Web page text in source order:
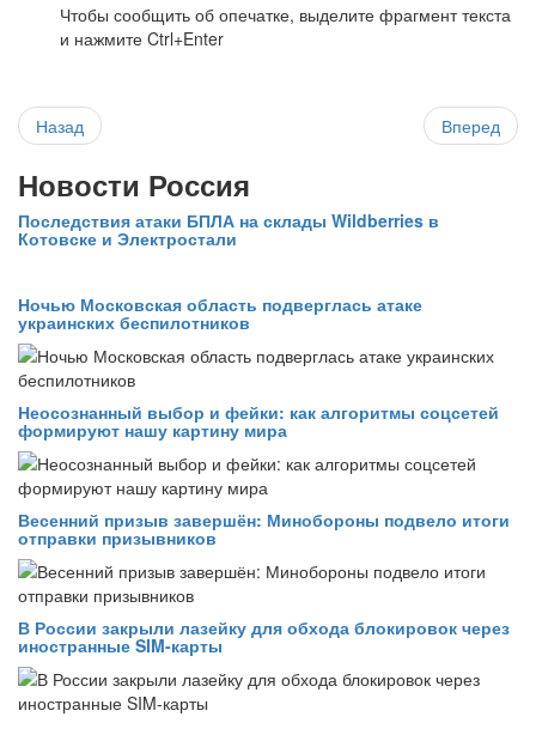
Чтобы сообщить об опечатке, выделите фрагмент текста
и нажмите Ctrl+Enter
Назад Вперед
Новости Россия
Последствия атаки БПЛА на склады Wildberries в
Котовске и Электростали
Ночью Московская область подверглась атаке
украинских беспилотников
Неосознанный выбор и фейки: как алгоритмы соцсетей
формируют нашу картину мира
Весенний призыв завершён: Минобороны подвело итоги
отправки призывников
В России закрыли лазейку для обхода блокировок через
иностранные SIM-карты